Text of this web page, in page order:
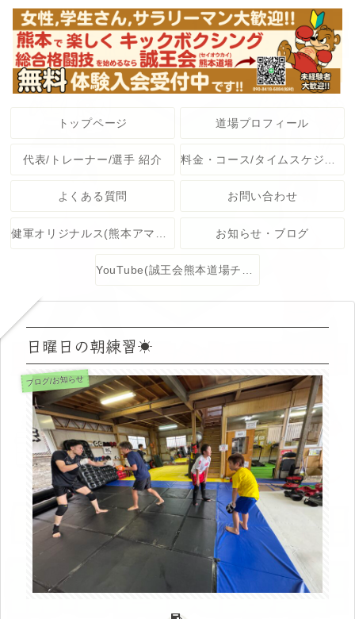
トップページ 道場プロフィール
代表/トレーナー/選手 紹介
よくある質問 お問い合わせ
お知らせ・ブログ
YouTube(誠王会熊本道場チャンネル)
日曜日の朝練習☀️
ブログ/お知らせ